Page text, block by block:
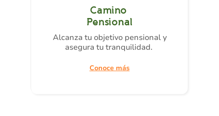
Camino
Pensional
Alcanza tu objetivo pensional y
asegura tu tranquilidad.
Conoce más